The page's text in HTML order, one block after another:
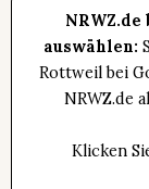
auswählen:
Rottweil bei
NRWZ.de
Klicken